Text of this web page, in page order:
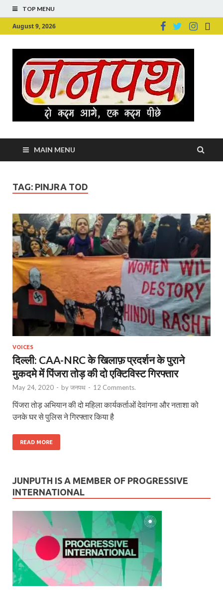
TOP MENU
August 9, 2026
MAIN MENU
TAG: PINJRA TOD
VOICES
दिल्ली: CAA-NRC के खिलाफ़ प्रदर्शन के पुराने
मुकदमे में पिंजरा तोड़ की दो एक्टिविस्ट गिरफ्तार
May 24, 2020 - byजनपथ - 12 Comments.
पिंजरा तोड़ अभियान की दो महिला कार्यकर्ताओं देवांगना और नताशा को
उनके घर से पुलिस ने गिरफ्तार किया है
READ MORE
JUNPUTH IS A MEMBER OF PROGRESSIVE
INTERNATIONAL